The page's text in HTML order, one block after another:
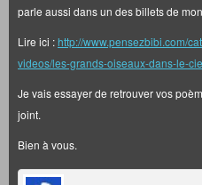
parle aussi dans un des billets de
Lire ici :http://www.pensezbibi.com/
videos/les-grands-oiseaux-dans-le-
Je vais essayer de retrouver vos
joint.
Bien à vous.